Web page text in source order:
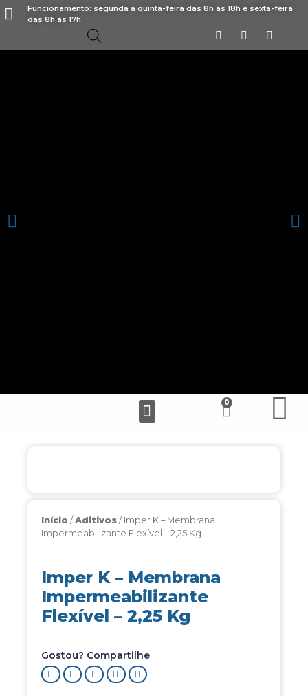
Funcionamento: segunda a quinta-feira das 8h às 18h e sexta-feira
das 8h às 17h.
Início / Aditivos / Imper K – Membrana
Impermeabilizante Flexível – 2,25 Kg
Imper K – Membrana
Impermeabilizante
Flexível – 2,25 Kg
Gostou? Compartilhe